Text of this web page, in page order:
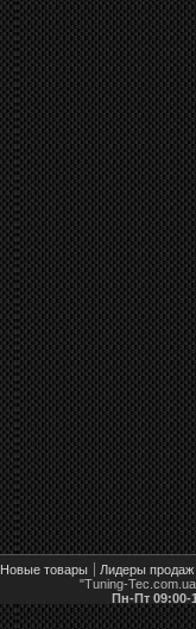
Новые товары
Лидеры продаж
"Tuning-
Пн-Пт 09:00-